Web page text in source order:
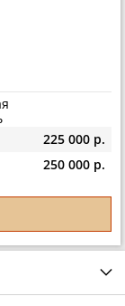
225 000 р.
250 000 р.